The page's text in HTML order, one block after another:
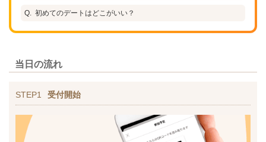
初めてのデートはどこがいい？
当日の流れ
STEP1 受付開始